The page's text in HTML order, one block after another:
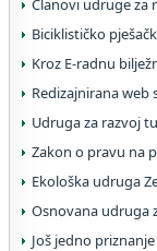
Članovi udruge za
Biciklističko
Kroz E-radnu
Redizajnirana web
Udruga za razvoj
Zakon o pravu na
Ekološka udruga
Osnovana udruga
Još jedno